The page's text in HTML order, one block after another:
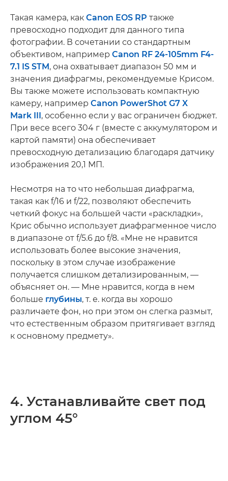
Такая камера, как Canon EOS RP также
превосходно подходит для данного типа
фотографии. В сочетании со стандартным
объективом, например Canon RF 24-105mm F4-
7.1 IS STM, она охватывает диапазон 50 мм и
значения диафрагмы, рекомендуемые Крисом.
Вы также можете использовать компактную
камеру, например Canon PowerShot G7 X
Mark III, особенно если у вас ограничен бюджет.
При весе всего 304 г (вместе с аккумулятором и
картой памяти) она обеспечивает
превосходную детализацию благодаря датчику
изображения 20,1 МП.
Несмотря на то что небольшая диафрагма,
такая как f/16 и f/22, позволяют обеспечить
четкий фокус на большей части «раскладки»,
Крис обычно использует диафрагменное число
в диапазоне от f/5.6 до f/8. «Мне не нравится
использовать более высокие значения,
поскольку в этом случае изображение
получается слишком детализированным, —
объясняет он. — Мне нравится, когда в нем
больше глубины, т. е. когда вы хорошо
различаете фон, но при этом он слегка размыт,
что естественным образом притягивает взгляд
к основному предмету».
4. Устанавливайте свет под
углом 45°